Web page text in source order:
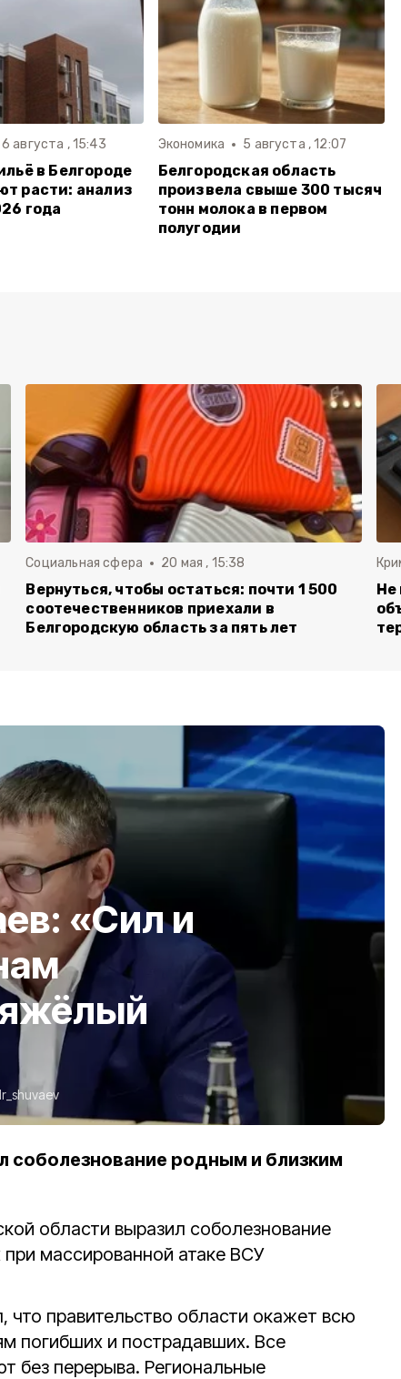
6 августа , 15:43
в Белгороде
расти: анализ
года
Экономика 5 августа , 12:07
Белгородская область
произвела свыше 300 тысяч
тонн молока в первом
полугодии
Социальная сфера 20 мая , 15:38
Вернуться, чтобы остаться: почти 1 500
соотечественников приехали в
Белгородскую область за пять лет
Не
«Сил и
соболезнование родным и близким
области выразил соболезнование
массированной атаке ВСУ
что правительство области окажет всю
погибших и пострадавших. Все
без перерыва. Региональные